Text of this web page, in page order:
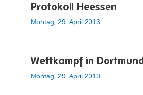
Protokoll Heessen
Montag, 29. April 2013
Wettkampf in
Montag, 29. April 2013